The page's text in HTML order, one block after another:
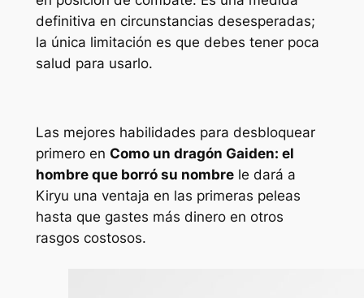
definitiva en circunstancias desesperadas;
la única limitación es que debes tener poca
salud para usarlo.
Las mejores habilidades para desbloquear
primero en Como un dragón Gaiden: el
hombre que borró su nombrele dará a
Kiryu una ventaja en las primeras peleas
hasta que gastes más dinero en otros
rasgos costosos.